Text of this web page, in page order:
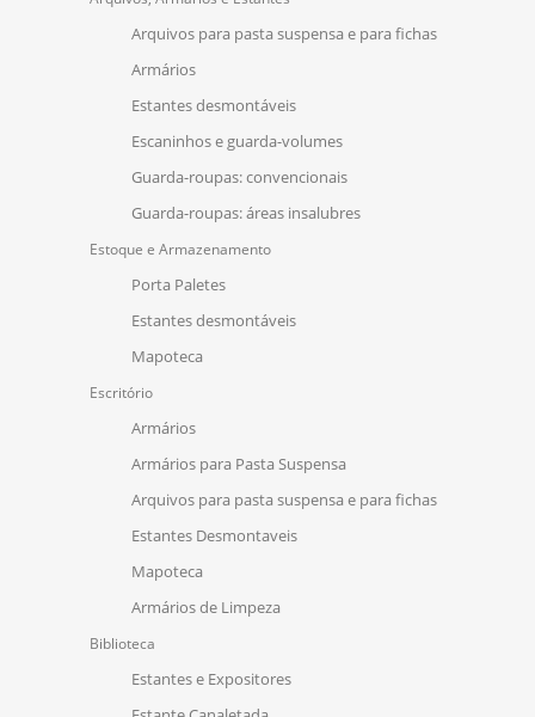
Arquivos para pasta suspensa e para fichas
Armários
Estantes desmontáveis
Escaninhos e guarda-volumes
Guarda-roupas: convencionais
Guarda-roupas: áreas insalubres
Estoque e Armazenamento
Porta Paletes
Estantes desmontáveis
Mapoteca
Escritório
Armários
Armários para Pasta Suspensa
Arquivos para pasta suspensa e para fichas
Estantes Desmontaveis
Mapoteca
Armários de Limpeza
Biblioteca
Estantes e Expositores